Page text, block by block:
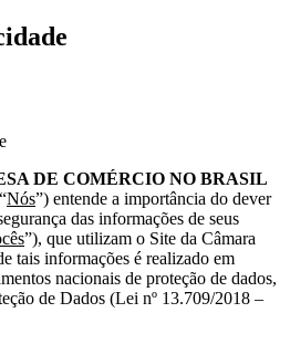
DE COMÉRCIO NO BRASIL
Nós”) entende a importância do dever
das informações de seus
”), que utilizam o Site da Câmara
tais informações é realizado em
nacionais de proteção de dados,
de Dados (Lei nº 13.709/2018 –